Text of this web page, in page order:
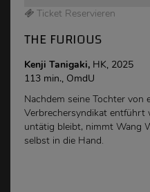
Ticket Reservieren
THE FURIOUS
Kenji Tanigaki, HK, 2025
113 min., OmdU
Nachdem seine Tochter von
Verbrechersyndikat entführt
untätig bleibt, nimmt Wang
selbst in die Hand.